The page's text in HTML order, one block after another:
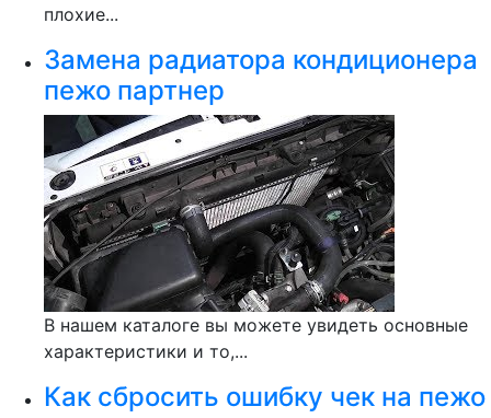
плохие...
Замена радиатора кондиционера
пежо партнер
В нашем каталоге вы можете увидеть основные
характеристики и то,...
Как сбросить ошибку чек на пежо